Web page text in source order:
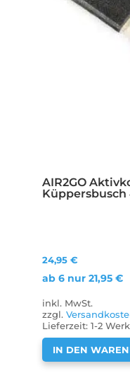
AIR2GO
Küppersbusch
24,95 €
ab 6 nur 21,95 €
inkl. MwSt.
zzgl.
Lieferzeit: 1-2
IN DEN